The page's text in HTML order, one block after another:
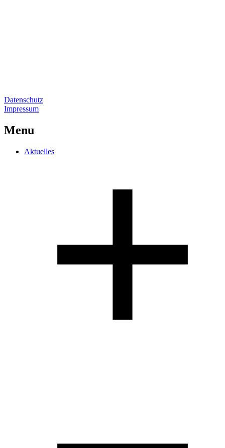
Datenschutz
Impressum
to
Top
Menu
Aktuelles